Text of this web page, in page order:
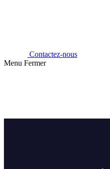
Contactez-nous
Menu Fermer